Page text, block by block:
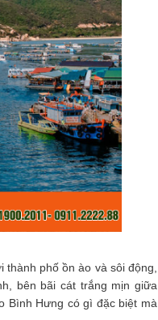
phố ồn ào và sôi động,
bên bãi cát trắng mịn giữa
Bình Hưng có gì đặc biệt mà